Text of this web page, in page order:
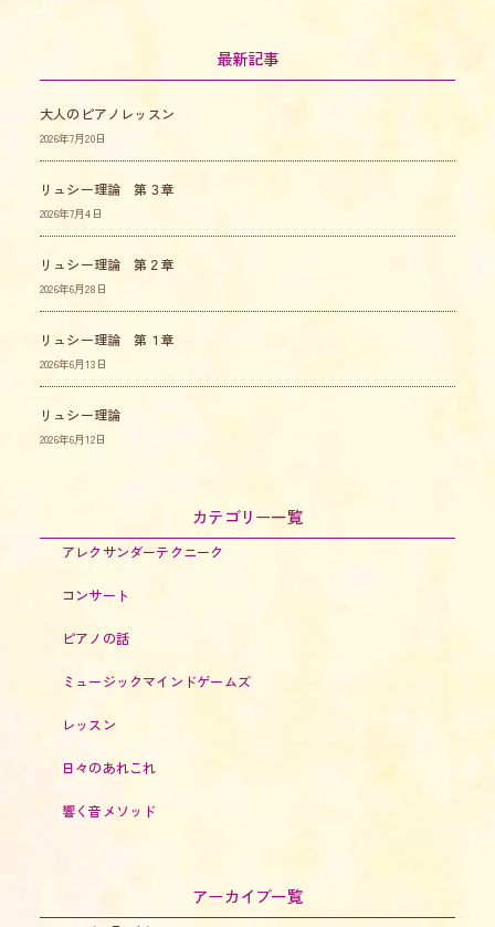
最新記事
大人のピアノレッスン
2026年7月20日
リュシー理論 第３章
2026年7月4日
リュシー理論 第２章
2026年6月28日
リュシー理論 第１章
2026年6月13日
リュシー理論
2026年6月12日
カテゴリー一覧
アレクサンダーテクニーク
コンサート
ピアノの話
ミュージックマインドゲームズ
レッスン
日々のあれこれ
響く音メソッド
アーカイブ一覧